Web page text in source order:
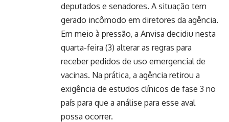
deputados e senadores. A situação tem
gerado incômodo em diretores da agência.
Em meio à pressão, a Anvisa decidiu nesta
quarta-feira (3) alterar as regras para
receber pedidos de uso emergencial de
vacinas. Na prática, a agência retirou a
exigência de estudos clínicos de fase 3 no
país para que a análise para esse aval
possa ocorrer.